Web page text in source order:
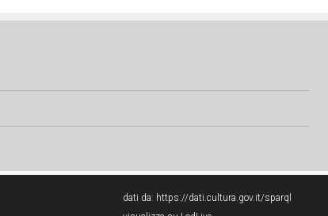
dati da: https://dati.cultura.gov.it/sparql